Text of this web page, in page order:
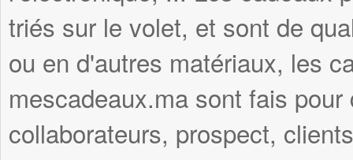
triés sur le volet, et sont de
ou en d'autres matériaux, les
mescadeaux.ma sont fais
collaborateurs, prospect,